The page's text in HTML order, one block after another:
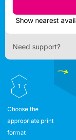
Need support?
1
Choose the
appropriate print
format